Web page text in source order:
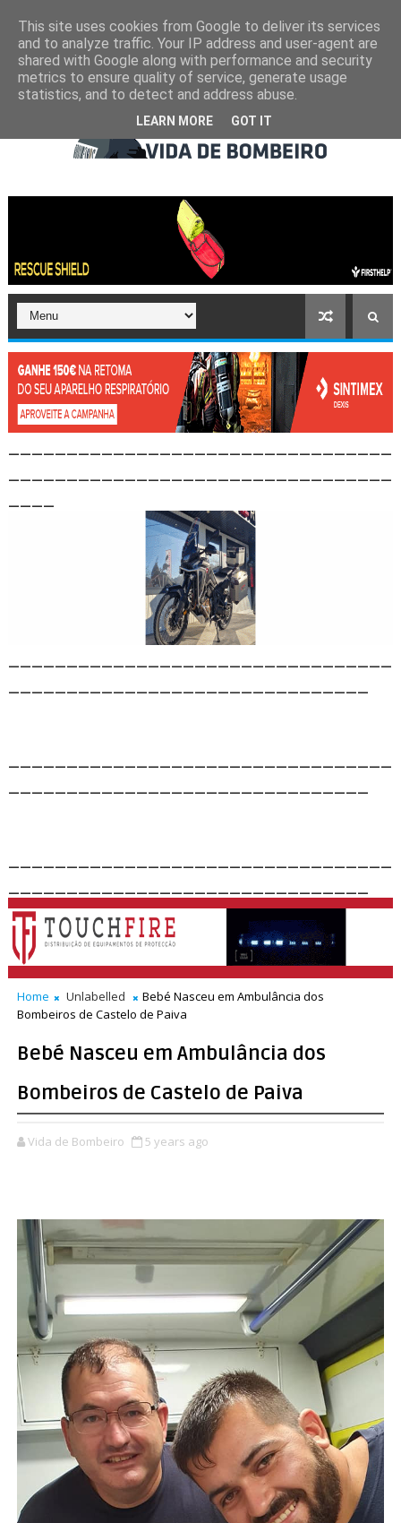
Home Unlabelled
Bebé Nasceu em Ambulância dos
Bombeiros de Castelo de Paiva
Bebé Nasceu em Ambulância dos
Bombeiros de Castelo de Paiva
Vida de Bombeiro 5 years ago
This site uses cookies from Google to deliver its services
and to analyze traffic. Your IP address and user-agent are
shared with Google along with performance and security
metrics to ensure quality of service, generate usage
statistics, and to detect and address abuse.
LEARN MORE GOT IT